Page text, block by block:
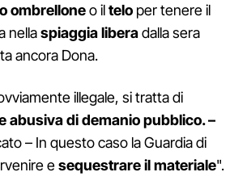
ombrelloneo iltelo per tenere il
nellaspiaggialiberadalla sera
ancora Dona.
illegale, si tratta di
abusiva di demanio pubblico. –
– In questo caso la Guardia di
esequestrare il materiale".